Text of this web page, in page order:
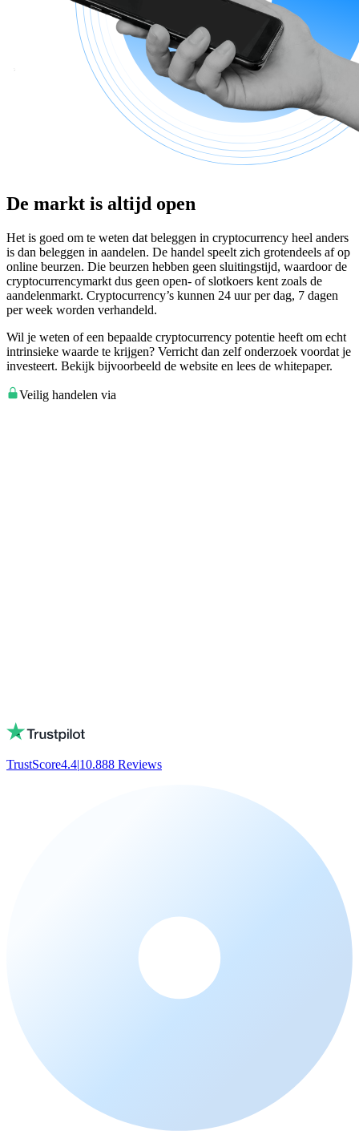
De markt is altijd open
Het is goed om te weten dat beleggen in cryptocurrency heel anders
is dan beleggen in aandelen. De handel speelt zich grotendeels af op
online beurzen. Die beurzen hebben geen sluitingstijd, waardoor de
cryptocurrencymarkt dus geen open- of slotkoers kent zoals de
aandelenmarkt. Cryptocurrency’s kunnen 24 uur per dag, 7 dagen
per week worden verhandeld.
Wil je weten of een bepaalde cryptocurrency potentie heeft om echt
intrinsieke waarde te krijgen? Verricht dan zelf onderzoek voordat je
investeert. Bekijk bijvoorbeeld de website en lees de whitepaper.
Veilig handelen via
TrustScore4.4|10.888 Reviews